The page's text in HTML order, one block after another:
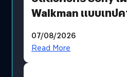
Walkman แบบเทป
07/08/2026
Read More